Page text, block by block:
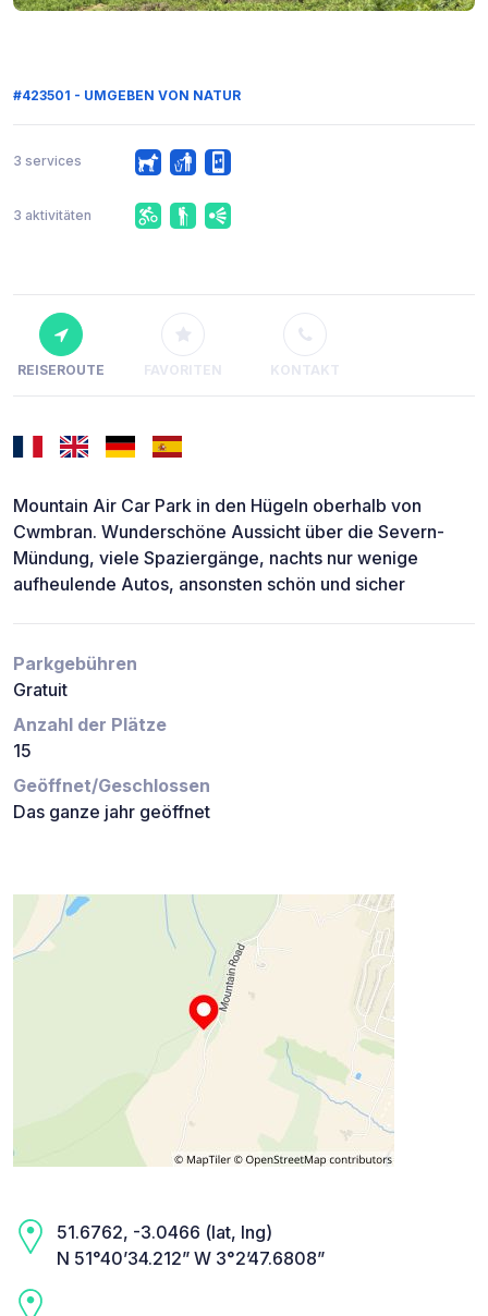
#423501 - UMGEBEN VON NATUR
3 services
3 aktivitäten
REISEROUTE FAVORITEN KONTAKT
Mountain Air Car Park in den Hügeln oberhalb von
Cwmbran. Wunderschöne Aussicht über die Severn-
Mündung, viele Spaziergänge, nachts nur wenige
aufheulende Autos, ansonsten schön und sicher
Parkgebühren
Gratuit
Anzahl der Plätze
15
Geöffnet/Geschlossen
Das ganze jahr geöffnet
51.6762, -3.0466 (lat, lng)
N 51°40’34.212” W 3°2’47.6808”